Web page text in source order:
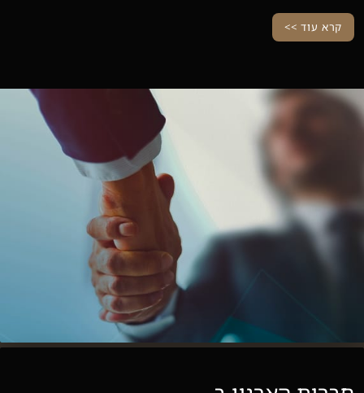
קרא עוד >>